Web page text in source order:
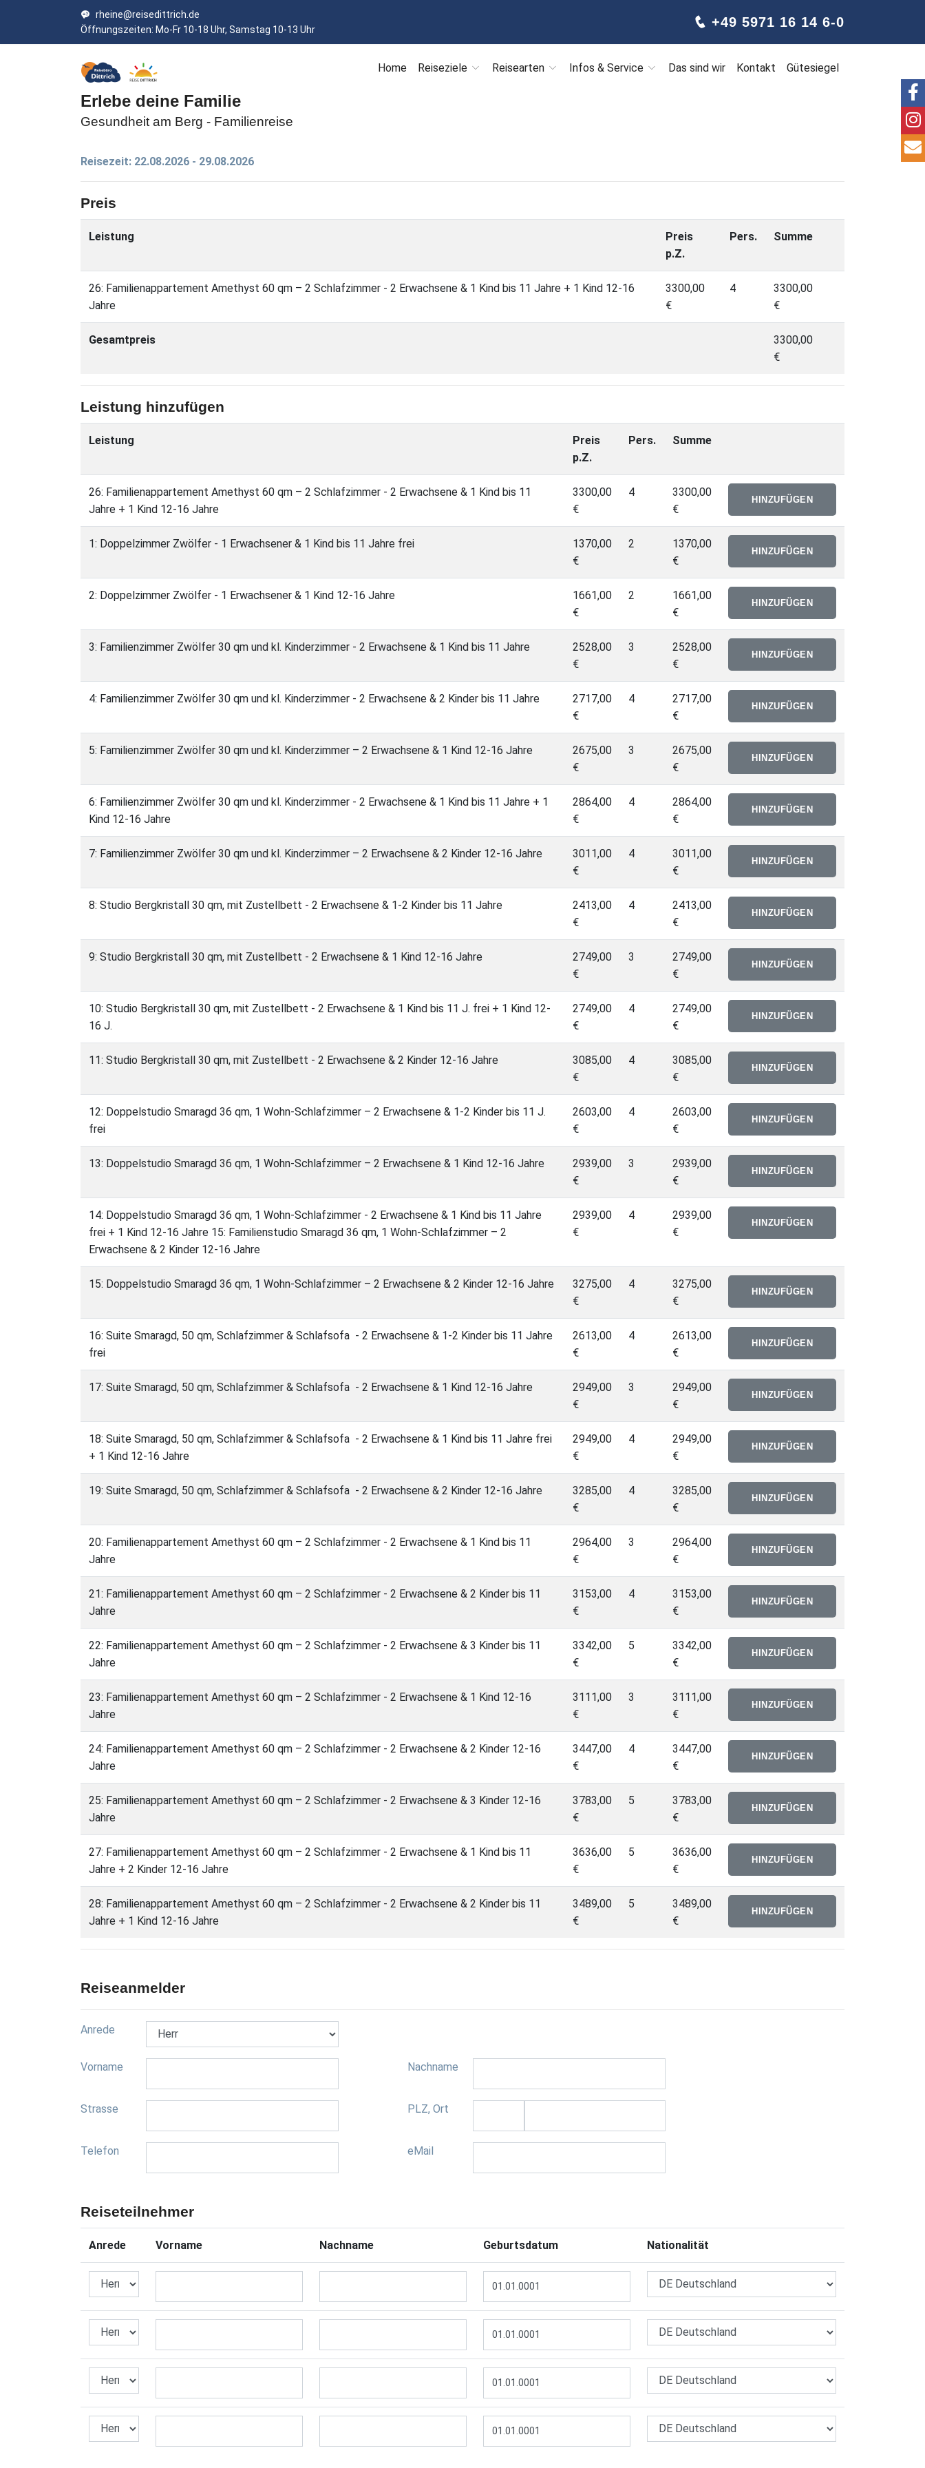
rheine@reisedittrich.de
Öffnungszeiten: Mo-Fr 10-18 Uhr, Samstag 10-13 Uhr
+49 5971 16 14 6-0
Home Reiseziele Reisearten Infos & Service Das sind wir Kontakt Gütesiegel
Erlebe deine Familie
Gesundheit am Berg - Familienreise
Reisezeit: 22.08.2026 - 29.08.2026
Preis
Leistung
Preis
p.Z.
Pers. Summe
26: Familienappartement Amethyst 60 qm – 2 Schlafzimmer - 2 Erwachsene & 1 Kind bis 11 Jahre + 1 Kind 12-16
Jahre
3300,00
€
4
3300,00
€
Gesamtpreis
3300,00
€
Leistung hinzufügen
Leistung
Preis
p.Z.
Pers. Summe
26: Familienappartement Amethyst 60 qm – 2 Schlafzimmer - 2 Erwachsene & 1 Kind bis 11
Jahre + 1 Kind 12-16 Jahre
3300,00
€
4
3300,00
€
1: Doppelzimmer Zwölfer - 1 Erwachsener & 1 Kind bis 11 Jahre frei
1370,00
€
2
1370,00
€
2: Doppelzimmer Zwölfer - 1 Erwachsener & 1 Kind 12-16 Jahre
1661,00
€
2
1661,00
€
3: Familienzimmer Zwölfer 30 qm und kl. Kinderzimmer - 2 Erwachsene & 1 Kind bis 11 Jahre
2528,00
€
3
2528,00
€
4: Familienzimmer Zwölfer 30 qm und kl. Kinderzimmer - 2 Erwachsene & 2 Kinder bis 11 Jahre
2717,00
€
4
2717,00
€
5: Familienzimmer Zwölfer 30 qm und kl. Kinderzimmer – 2 Erwachsene & 1 Kind 12-16 Jahre
2675,00
€
3
2675,00
€
6: Familienzimmer Zwölfer 30 qm und kl. Kinderzimmer - 2 Erwachsene & 1 Kind bis 11 Jahre + 1
Kind 12-16 Jahre
2864,00
€
4
2864,00
€
7: Familienzimmer Zwölfer 30 qm und kl. Kinderzimmer – 2 Erwachsene & 2 Kinder 12-16 Jahre
3011,00
€
4
3011,00
€
8: Studio Bergkristall 30 qm, mit Zustellbett - 2 Erwachsene & 1-2 Kinder bis 11 Jahre
2413,00
€
4
2413,00
€
9: Studio Bergkristall 30 qm, mit Zustellbett - 2 Erwachsene & 1 Kind 12-16 Jahre
2749,00
€
3
2749,00
€
10: Studio Bergkristall 30 qm, mit Zustellbett - 2 Erwachsene & 1 Kind bis 11 J. frei + 1 Kind 12-
16 J.
2749,00
€
4
2749,00
€
11: Studio Bergkristall 30 qm, mit Zustellbett - 2 Erwachsene & 2 Kinder 12-16 Jahre
3085,00
€
4
3085,00
€
12: Doppelstudio Smaragd 36 qm, 1 Wohn-Schlafzimmer – 2 Erwachsene & 1-2 Kinder bis 11 J.
frei
2603,00
€
4
2603,00
€
13: Doppelstudio Smaragd 36 qm, 1 Wohn-Schlafzimmer – 2 Erwachsene & 1 Kind 12-16 Jahre
2939,00
€
3
2939,00
€
14: Doppelstudio Smaragd 36 qm, 1 Wohn-Schlafzimmer - 2 Erwachsene & 1 Kind bis 11 Jahre
frei + 1 Kind 12-16 Jahre 15: Familienstudio Smaragd 36 qm, 1 Wohn-Schlafzimmer – 2
Erwachsene & 2 Kinder 12-16 Jahre
2939,00
€
4
2939,00
€
15: Doppelstudio Smaragd 36 qm, 1 Wohn-Schlafzimmer – 2 Erwachsene & 2 Kinder 12-16 Jahre
3275,00
€
4
3275,00
€
16: Suite Smaragd, 50 qm, Schlafzimmer & Schlafsofa - 2 Erwachsene & 1-2 Kinder bis 11 Jahre
frei
2613,00
€
4
2613,00
€
17: Suite Smaragd, 50 qm, Schlafzimmer & Schlafsofa - 2 Erwachsene & 1 Kind 12-16 Jahre
2949,00
€
3
2949,00
€
18: Suite Smaragd, 50 qm, Schlafzimmer & Schlafsofa - 2 Erwachsene & 1 Kind bis 11 Jahre frei
+ 1 Kind 12-16 Jahre
2949,00
€
4
2949,00
€
19: Suite Smaragd, 50 qm, Schlafzimmer & Schlafsofa - 2 Erwachsene & 2 Kinder 12-16 Jahre
3285,00
€
4
3285,00
€
20: Familienappartement Amethyst 60 qm – 2 Schlafzimmer - 2 Erwachsene & 1 Kind bis 11
Jahre
2964,00
€
3
2964,00
€
21: Familienappartement Amethyst 60 qm – 2 Schlafzimmer - 2 Erwachsene & 2 Kinder bis 11
Jahre
3153,00
€
4
3153,00
€
22: Familienappartement Amethyst 60 qm – 2 Schlafzimmer - 2 Erwachsene & 3 Kinder bis 11
Jahre
3342,00
€
5
3342,00
€
23: Familienappartement Amethyst 60 qm – 2 Schlafzimmer - 2 Erwachsene & 1 Kind 12-16
Jahre
3111,00
€
3
3111,00
€
24: Familienappartement Amethyst 60 qm – 2 Schlafzimmer - 2 Erwachsene & 2 Kinder 12-16
Jahre
3447,00
€
4
3447,00
€
25: Familienappartement Amethyst 60 qm – 2 Schlafzimmer - 2 Erwachsene & 3 Kinder 12-16
Jahre
3783,00
€
5
3783,00
€
27: Familienappartement Amethyst 60 qm – 2 Schlafzimmer - 2 Erwachsene & 1 Kind bis 11
Jahre + 2 Kinder 12-16 Jahre
3636,00
€
5
3636,00
€
28: Familienappartement Amethyst 60 qm – 2 Schlafzimmer - 2 Erwachsene & 2 Kinder bis 11
Jahre + 1 Kind 12-16 Jahre
3489,00
€
5
3489,00
€
Reiseanmelder
Anrede
Vorname Nachname
Strasse PLZ, Ort
Telefon eMail
Reiseteilnehmer
Anrede Vorname Nachname Geburtsdatum Nationalität